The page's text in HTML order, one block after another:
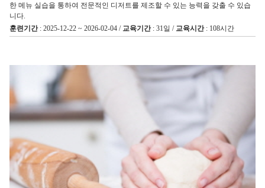
한 메뉴 실습을 통하여 전문적인 디저트를 제조할 수 있는 능력을 갖출 수 있습
니다.
훈련기간: 2025-12-22 ~ 2026-02-04 / 교육기간: 31일 / 교육시간: 108시간